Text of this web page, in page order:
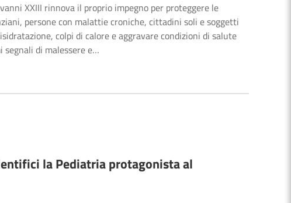
XXIII rinnova il proprio impegno per proteggere le
persone con malattie croniche, cittadini soli e soggetti
colpi di calore e aggravare condizioni di salute
di malessere e…
la Pediatria protagonista al